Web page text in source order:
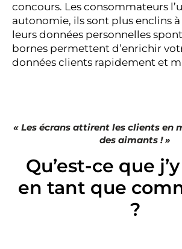
concours. Les consommateurs
autonomie, ils sont plus enclins
leurs données personnelles
bornes permettent d’enrichir
données clients rapidement et
« Les écrans attirent les clients en
des aimants ! »
Qu’est-ce que
en tant que
?